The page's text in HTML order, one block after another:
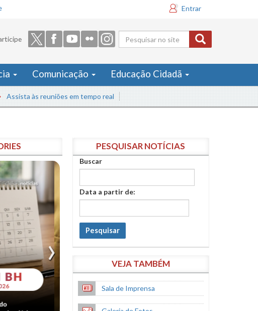
Entrar
Formulário
de busca
Comunicação Educação Cidadã
às reuniões em tempo real
PESQUISAR NOTÍCIAS
Buscar
Data a partir de:
Pesquisar
VEJA TAMBÉM
Sala de Imprensa